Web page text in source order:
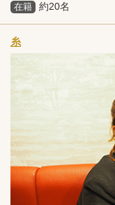
在籍 約20名
糸